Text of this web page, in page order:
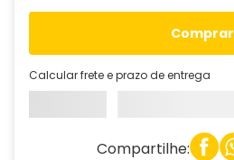
comprar
Calcular frete e prazo de entrega
Compartilhe: